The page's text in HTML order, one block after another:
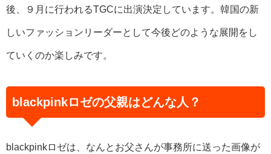
後、９月に行われるTGCに出演決定しています。韓国の新
しいファッションリーダーとして今後どのような展開をし
ていくのか楽しみです。
blackpinkロゼの父親はどんな人？
blackpinkロゼは、なんとお父さんが事務所に送った画像が